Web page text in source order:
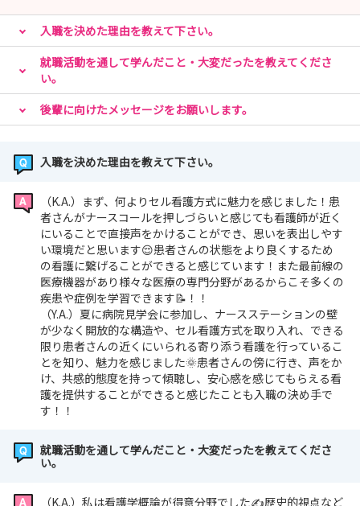
入職を決めた理由を教えて下さい。
就職活動を通して学んだこと・大変だったを教えてくださ
い。
後輩に向けたメッセージをお願いします。
入職を決めた理由を教えて下さい。
（K.A.）まず、何よりセル看護方式に魅力を感じました！患
者さんがナースコールを押しづらいと感じても看護師が近く
にいることで直接声をかけることができ、思いを表出しやす
い環境だと思います😌患者さんの状態をより良くするため
の看護に繋げることができると感じています！また最前線の
医療機器があり様々な医療の専門分野があるからこそ多くの
疾患や症例を学習できます📝！！
（Y.A.）夏に病院見学会に参加し、ナースステーションの壁
が少なく開放的な構造や、セル看護方式を取り入れ、できる
限り患者さんの近くにいられる寄り添う看護を行っているこ
とを知り、魅力を感じました🌞患者さんの傍に行き、声をか
け、共感的態度を持って傾聴し、安心感を感じてもらえる看
護を提供することができると感じたことも入職の決め手で
す！！
就職活動を通して学んだこと・大変だったを教えてくださ
い。
（K.A.）私は看護学概論が得意分野でした✍歴史的視点など